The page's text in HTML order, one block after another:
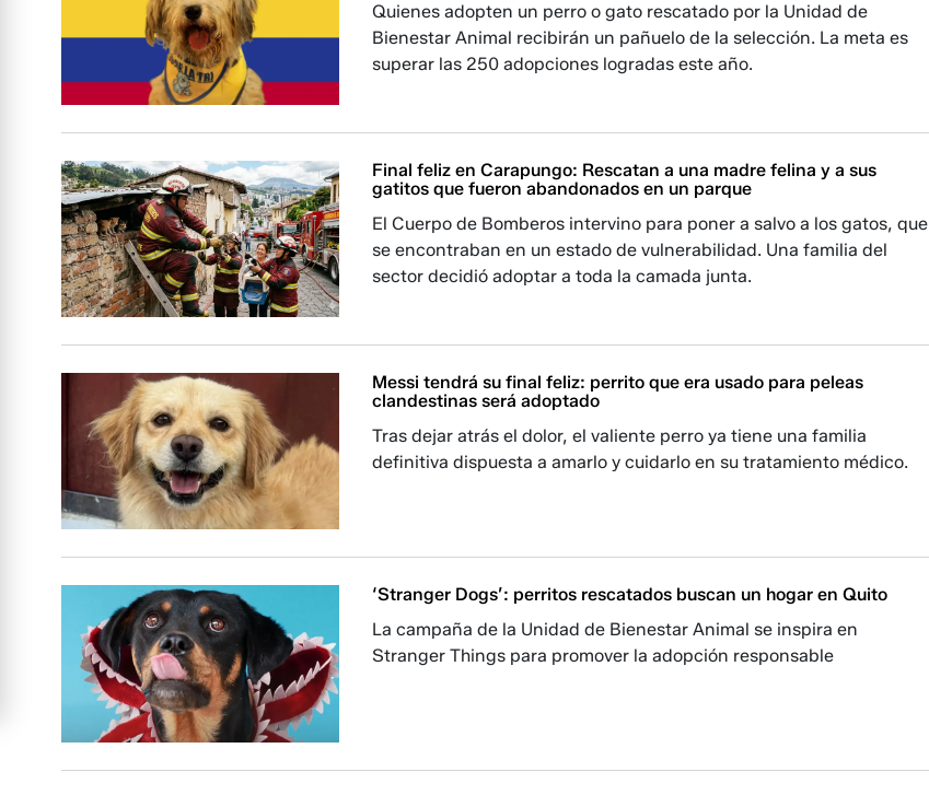
Quienes adopten un perro o gato rescatado por la Unidad de
Bienestar Animal recibirán un pañuelo de la selección. La meta es
superar las 250 adopciones logradas este año.
Final feliz en Carapungo: Rescatan a una madre felina y a sus
gatitos que fueron abandonados en un parque
El Cuerpo de Bomberos intervino para poner a salvo a los gatos, que
se encontraban en un estado de vulnerabilidad. Una familia del
sector decidió adoptar a toda la camada junta.
Messi tendrá su final feliz: perrito que era usado para peleas
clandestinas será adoptado
Tras dejar atrás el dolor, el valiente perro ya tiene una familia
definitiva dispuesta a amarlo y cuidarlo en su tratamiento médico.
‘Stranger Dogs’: perritos rescatados buscan un hogar en Quito
La campaña de la Unidad de Bienestar Animal se inspira en
Stranger Things para promover la adopción responsable